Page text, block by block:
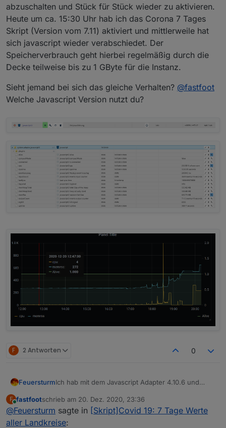
abzuschalten und Stück für Stück wieder zu aktivieren.
Heute um ca. 15:30 Uhr hab ich das Corona 7 Tages
Skript (Version vom 7.11) aktiviert und mittlerweile hat
sich javascript wieder verabschiedet. Der
Speicherverbrauch geht hierbei regelmäßig durch die
Decke teilweise bis zu 1 GByte für die Instanz.
Sieht jemand bei sich das gleiche Verhalten? @fastfoot
Welche Javascript Version nutzt du?
F 2 Antworten 0
FeuersturmIch hab mit dem Javascript Adapter 4.10.6 und
Stunden die javascript Instanz ohne erkennbare
Fehler im Log abstürzt.
In den letzten Tagen hab ich angefagen alle
Sieht jemand bei sich das gleiche Verhalten?
@fastfootWelche Javascript Version nutzt du?
F
Online
fastfootschrieb am 20. Dez. 2020, 23:36
zuletzt editiert von
@Feuersturm sagte in [Skript]Covid 19: 7 Tage Werte
aller Landkreise: